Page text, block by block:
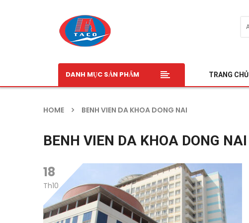
DANH MỤC SẢN PHẨM TRANG CHỦ
HOME BENH VIEN DA KHOA DONG NAI
BENH VIEN DA KHOA DONG NAI
18
Th10